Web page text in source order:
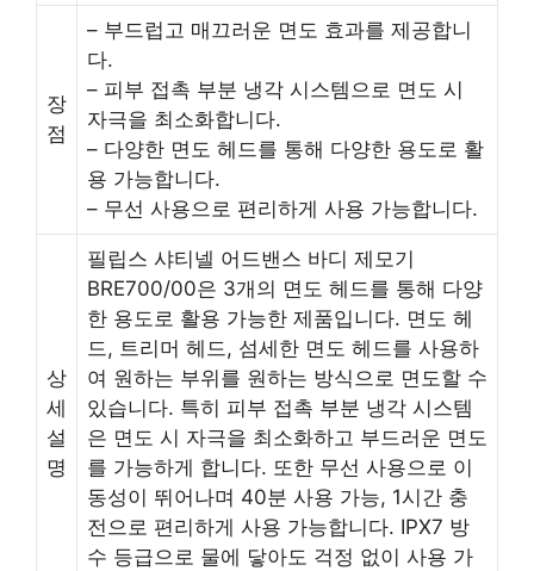
장
점
– 부드럽고 매끄러운 면도 효과를 제공합니
다.
– 피부 접촉 부분 냉각 시스템으로 면도 시
자극을 최소화합니다.
– 다양한 면도 헤드를 통해 다양한 용도로 활
용 가능합니다.
– 무선 사용으로 편리하게 사용 가능합니다.
상
세
설
명
필립스 샤티넬 어드밴스 바디 제모기
BRE700/00은 3개의 면도 헤드를 통해 다양
한 용도로 활용 가능한 제품입니다. 면도 헤
드, 트리머 헤드, 섬세한 면도 헤드를 사용하
여 원하는 부위를 원하는 방식으로 면도할 수
있습니다. 특히 피부 접촉 부분 냉각 시스템
은 면도 시 자극을 최소화하고 부드러운 면도
를 가능하게 합니다. 또한 무선 사용으로 이
동성이 뛰어나며 40분 사용 가능, 1시간 충
전으로 편리하게 사용 가능합니다. IPX7 방
수 등급으로 물에 닿아도 걱정 없이 사용 가